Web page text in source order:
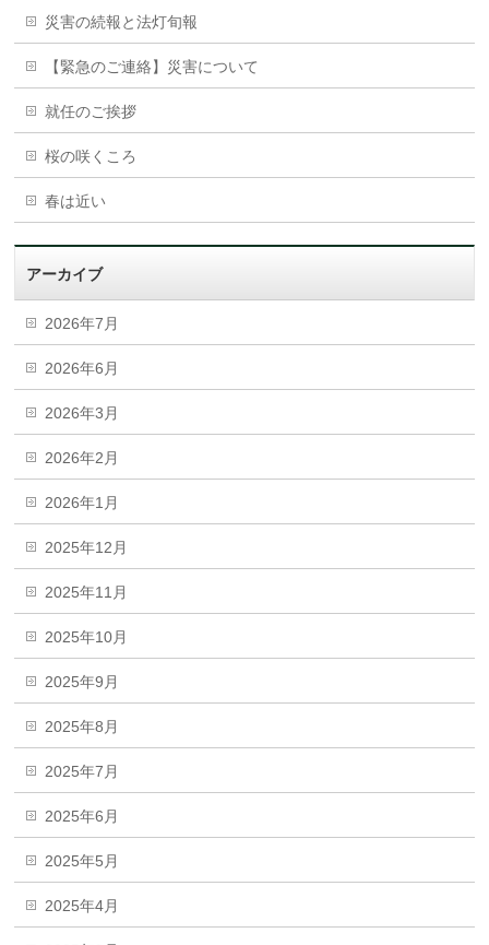
災害の続報と法灯旬報
【緊急のご連絡】災害について
就任のご挨拶
桜の咲くころ
春は近い
アーカイブ
2026年7月
2026年6月
2026年3月
2026年2月
2026年1月
2025年12月
2025年11月
2025年10月
2025年9月
2025年8月
2025年7月
2025年6月
2025年5月
2025年4月